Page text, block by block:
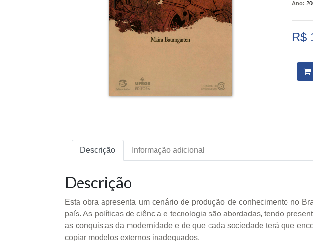
Ano:
R$
Descrição Informação adicional
Descrição
Esta obra apresenta um cenário de produção de conhecimento no
país. As políticas de ciência e tecnologia são abordadas, tendo
as conquistas da modernidade e de que cada sociedade terá que
copiar modelos externos inadequados.